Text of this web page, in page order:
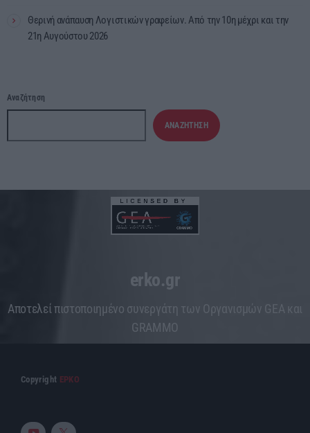
Θερινή ανάπαυση Λογιστικών γραφείων. Από την 10η μέχρι και την
21η Αυγούστου 2026
Αναζήτηση
ΑΝΑΖΉΤΗΣΗ
erko.gr
Aποτελεί πιστοποιημένο συνεργάτη των Οργανισμών GEA και
GRAMMO
Copyright ΕΡΚΟ